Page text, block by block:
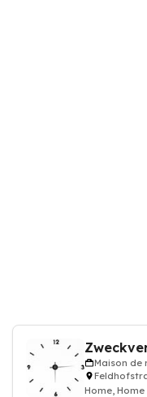
Maison de
Home,